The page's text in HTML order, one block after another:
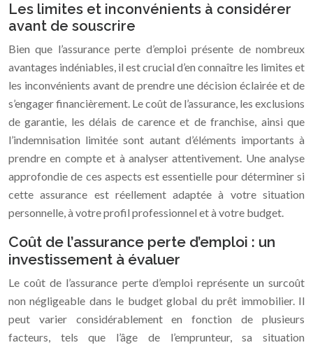
Les limites et inconvénients à considérer
avant de souscrire
Bien que l’assurance perte d’emploi présente de nombreux
avantages indéniables, il est crucial d’en connaître les limites et
les inconvénients avant de prendre une décision éclairée et de
s’engager financièrement. Le coût de l’assurance, les exclusions
de garantie, les délais de carence et de franchise, ainsi que
l’indemnisation limitée sont autant d’éléments importants à
prendre en compte et à analyser attentivement. Une analyse
approfondie de ces aspects est essentielle pour déterminer si
cette assurance est réellement adaptée à votre situation
personnelle, à votre profil professionnel et à votre budget.
Coût de l’assurance perte d’emploi : un
investissement à évaluer
Le coût de l’assurance perte d’emploi représente un surcoût
non négligeable dans le budget global du prêt immobilier. Il
peut varier considérablement en fonction de plusieurs
facteurs, tels que l’âge de l’emprunteur, sa situation